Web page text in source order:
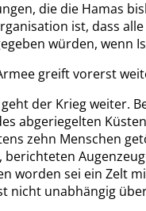
die die Hamas
ist, dass
würden, wenn
greift vorerst
der Krieg weiter.
abgeriegelten
zehn Menschen
berichteten
worden sei ein Zelt
nicht unabhängig